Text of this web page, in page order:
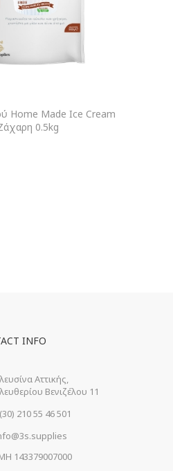
+Καλάθι
Home Made Ice Cream
0.5kg
INFO
Αττικής,
Βενιζέλου 11
210 55 46 501
143379007000